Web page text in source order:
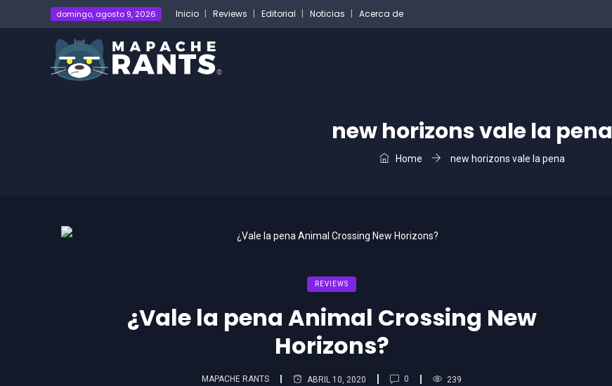
domingo, agosto 9, 2026 Inicio Reviews Editorial Noticias Acerca de
new horizons vale la pena
Home new horizons vale la pena
REVIEWS
¿Vale la pena Animal Crossing New
Horizons?
MAPACHE RANTS ABRIL 10, 2020 0 239